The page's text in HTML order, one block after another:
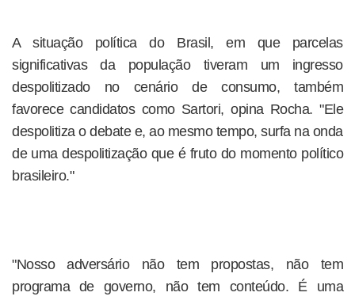
A situação política do Brasil, em que parcelas
significativas da população tiveram um ingresso
despolitizado no cenário de consumo, também
favorece candidatos como Sartori, opina Rocha. "Ele
despolitiza o debate e, ao mesmo tempo, surfa na onda
de uma despolitização que é fruto do momento político
brasileiro."
"Nosso adversário não tem propostas, não tem
programa de governo, não tem conteúdo. É uma